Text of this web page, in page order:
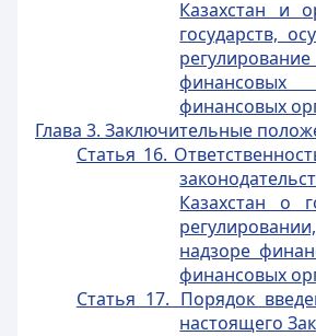
Казахстан и
государств,
финансовых
Глава 3. Заключительные
Статья 16.
Казахстан о
надзоре
финансовых
Статья 17. Порядок
настоящего